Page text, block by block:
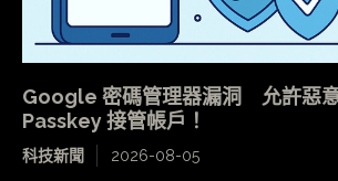
Google 密碼管理器漏洞 允許惡
Passkey 接管帳戶！
科技新聞 2026-08-05